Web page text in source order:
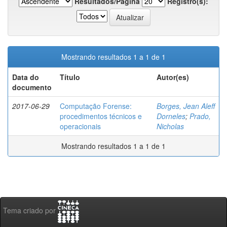
Mostrando resultados 1 a 1 de 1
Data do
documento
Título Autor(es)
2017-06-29
Computação Forense:
procedimentos técnicos e
operacionais
Borges, Jean Aleff
Dorneles; Prado,
Nicholas
Mostrando resultados 1 a 1 de 1
Tema criado por